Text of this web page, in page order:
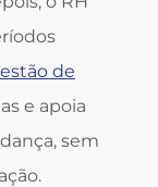
de
e apoia
sem